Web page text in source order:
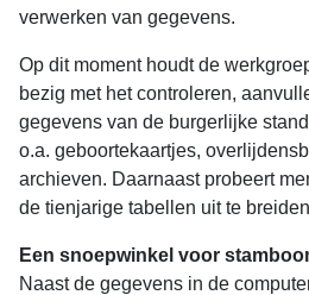
verwerken van gegevens.
Op dit moment houdt de
bezig met het controleren,
gegevens van de burgerlijke
o.a. geboortekaartjes,
archieven. Daarnaast probeert
de tienjarige tabellen uit te
Een snoepwinkel voor
Naast de gegevens in de